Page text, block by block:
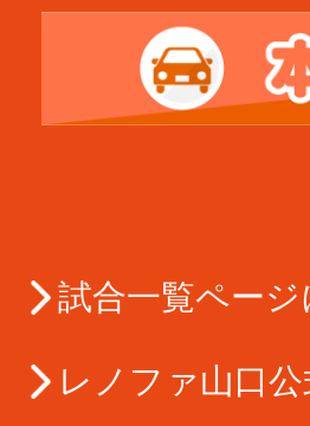
試合一覧ページ
レノファ山口